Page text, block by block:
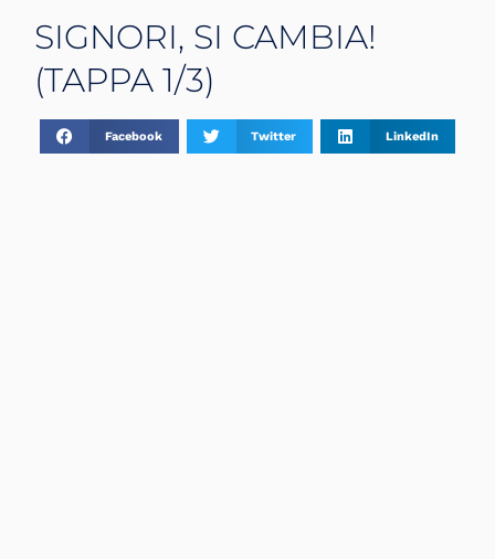
SIGNORI, SI CAMBIA!
(TAPPA 1/3)
Facebook Twitter LinkedIn